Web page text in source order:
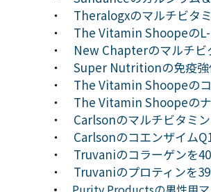
・ Theralogxのマルチビタ
・ The Vitamin Shoopeの
・ New Chapterのマルチビ
・ Super Nutritionの免疫強
・ The Vitamin Shoopeの
・ The Vitamin Shoopeの
・ Carlsonのマルチビタミ
・ Carlsonのコエンザイム
・ Truvaniのコラーゲンを
・ Truvaniのプロティンを